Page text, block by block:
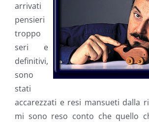
arrivati
pensieri
troppo
seri e
definitivi,
sono
stati
accarezzati e resi mansueti dalla
mi sono reso conto che quello